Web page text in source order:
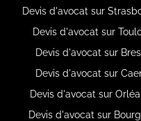
Devis d'avocat sur
Devis d'avocat sur
Devis d'avocat sur
Devis d'avocat sur
Devis d'avocat sur
Devis d'avocat sur